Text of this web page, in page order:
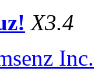
X3.4
Inc.